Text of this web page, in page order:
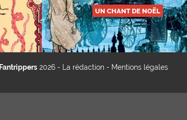
UN CHANT DE NOËL
Fantrippers 2026 - La rédaction - Mentions légales